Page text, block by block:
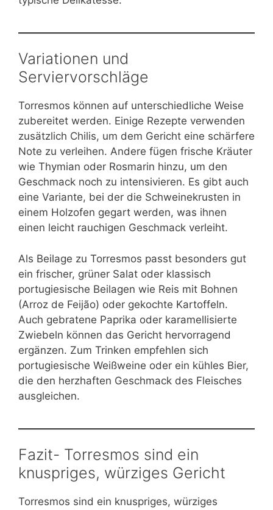
Variationen und
Serviervorschläge
Torresmos können auf unterschiedliche Weise
zubereitet werden. Einige Rezepte verwenden
zusätzlich Chilis, um dem Gericht eine schärfere
Note zu verleihen. Andere fügen frische Kräuter
wie Thymian oder Rosmarin hinzu, um den
Geschmack noch zu intensivieren. Es gibt auch
eine Variante, bei der die Schweinekrusten in
einem Holzofen gegart werden, was ihnen
einen leicht rauchigen Geschmack verleiht.
Als Beilage zu Torresmos passt besonders gut
ein frischer, grüner Salat oder klassisch
portugiesische Beilagen wie Reis mit Bohnen
(Arroz de Feijão) oder gekochte Kartoffeln.
Auch gebratene Paprika oder karamellisierte
Zwiebeln können das Gericht hervorragend
ergänzen. Zum Trinken empfehlen sich
portugiesische Weißweine oder ein kühles Bier,
die den herzhaften Geschmack des Fleisches
ausgleichen.
Fazit- Torresmos sind ein
knuspriges, würziges Gericht
Torresmos sind ein knuspriges, würziges